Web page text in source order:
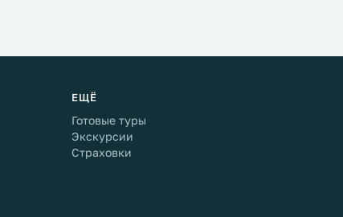
ЕЩЁ
Готовые туры
Экскурсии
Страховки